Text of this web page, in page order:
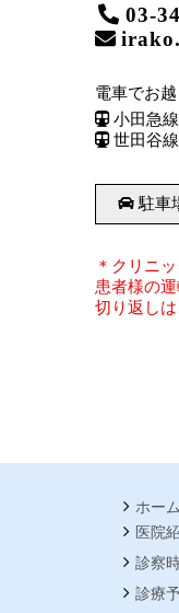
03-
電車でお
小田急
世田谷
駐車
＊クリニ
患者様の
切り返しは
ホーム
医院
診察
診療